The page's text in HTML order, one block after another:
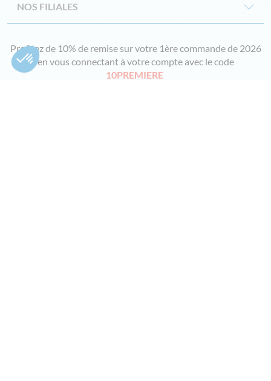
NOS FILIALES
Profitez de 10% de remise sur votre 1ère commande de 2026
en vous connectant à votre compte avec le code
10PREMIERE